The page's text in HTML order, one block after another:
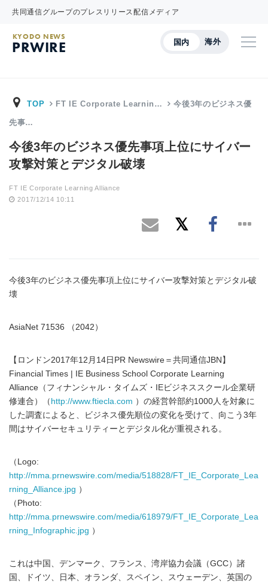
共同通信グループのプレスリリース配信メディア
国内 海外
KYODO NEWS
PRWIRE
TOP FT IE Corporate Learnin… 今後3年のビジネス優
先事…
今後3年のビジネス優先事項上位にサイバー
攻撃対策とデジタル破壊
FT IE Corporate Learning Alliance
2017/12/14 10:11
今後3年のビジネス優先事項上位にサイバー攻撃対策とデジタル破
壊
AsiaNet 71536 （2042）
【ロンドン2017年12月14日PR Newswire＝共同通信JBN】
Financial Times | IE Business School Corporate Learning
Alliance（フィナンシャル・タイムズ・IEビジネススクール企業研
修連合）（ http://www.ftiecla.com ）の経営幹部約1000人を対象に
した調査によると、ビジネス優先順位の変化を受けて、向こう3年
間はサイバーセキュリティーとデジタル化が重視される。
（Logo:
http://mma.prnewswire.com/media/518828/FT_IE_Corporate_Lea
rning_Alliance.jpg ）
（Photo:
http://mma.prnewswire.com/media/618979/FT_IE_Corporate_Lea
rning_Infographic.jpg ）
これは中国、デンマーク、フランス、湾岸協力会議（GCC）諸
国、ドイツ、日本、オランダ、スペイン、スウェーデン、英国の